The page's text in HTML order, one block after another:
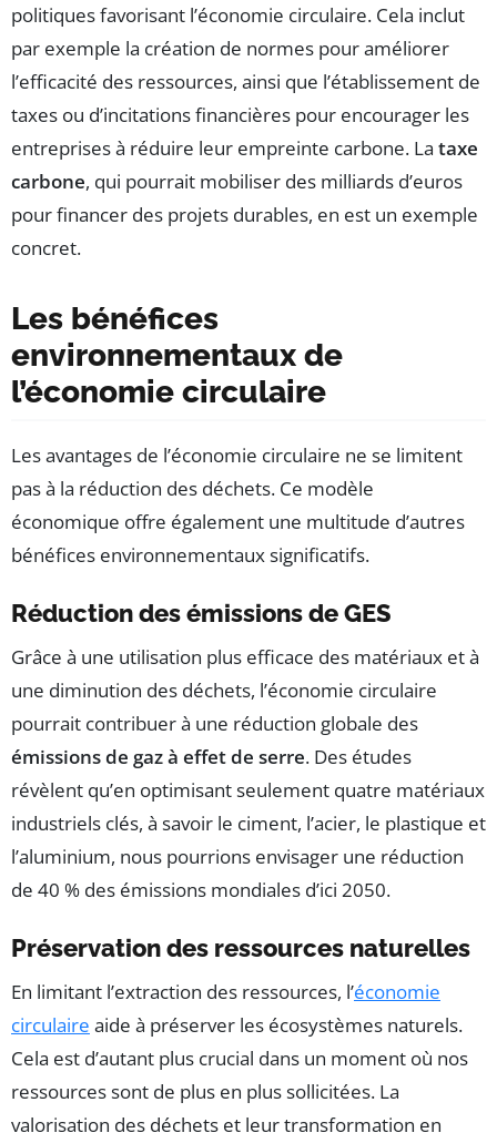
politiques favorisant l’économie circulaire. Cela inclut
par exemple la création de normes pour améliorer
l’efficacité des ressources, ainsi que l’établissement de
taxes ou d’incitations financières pour encourager les
entreprises à réduire leur empreinte carbone. La taxe
carbone, qui pourrait mobiliser des milliards d’euros
pour financer des projets durables, en est un exemple
concret.
Les bénéfices
environnementaux de
l’économie circulaire
Les avantages de l’économie circulaire ne se limitent
pas à la réduction des déchets. Ce modèle
économique offre également une multitude d’autres
bénéfices environnementaux significatifs.
Réduction des émissions de GES
Grâce à une utilisation plus efficace des matériaux et à
une diminution des déchets, l’économie circulaire
pourrait contribuer à une réduction globale des
émissions de gaz à effet de serre. Des études
révèlent qu’en optimisant seulement quatre matériaux
industriels clés, à savoir le ciment, l’acier, le plastique et
l’aluminium, nous pourrions envisager une réduction
de 40 % des émissions mondiales d’ici 2050.
Préservation des ressources naturelles
En limitant l’extraction des ressources, l’économie
circulaire aide à préserver les écosystèmes naturels.
Cela est d’autant plus crucial dans un moment où nos
ressources sont de plus en plus sollicitées. La
valorisation des déchets et leur transformation en